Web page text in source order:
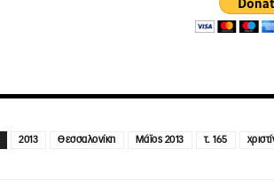
2013 Θεσσαλονίκη Μάϊος 2013 τ. 165